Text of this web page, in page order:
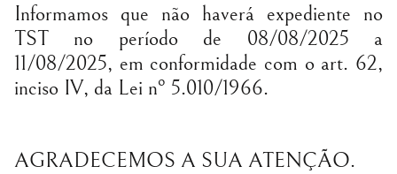
Informamos que não haverá expediente no
TST no período de 08/08/2025 a
11/08/2025, em conformidade com o art. 62,
inciso IV, da Lei nº 5.010/1966.
AGRADECEMOS A SUA ATENÇÃO.